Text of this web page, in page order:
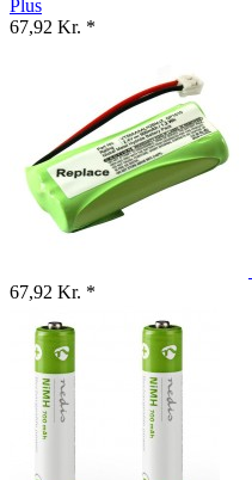
Plus
67,92 Kr. *
67,92 Kr. *